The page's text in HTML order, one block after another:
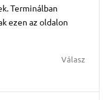
Terminálban
ezen az oldalon
Válasz